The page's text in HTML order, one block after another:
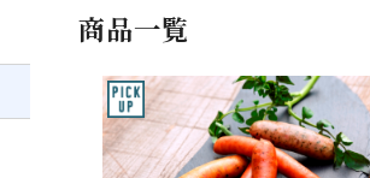
商品一覧